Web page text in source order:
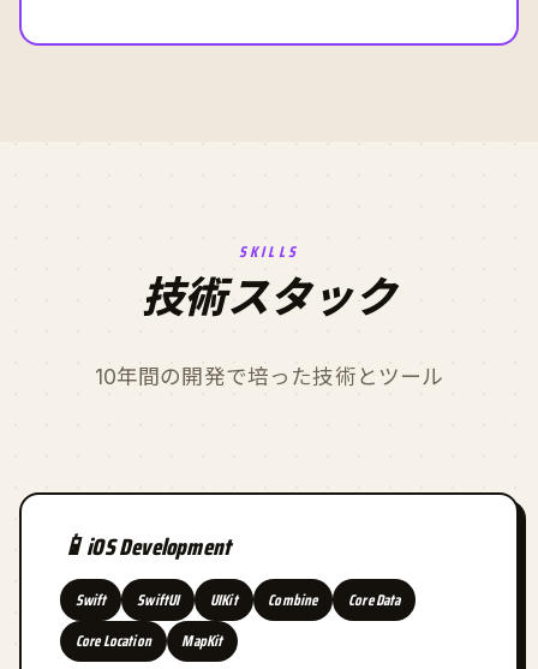
SKILLS
技術スタック
10年間の開発で培った技術とツール
📱iOS Development
Swift SwiftUI UIKit Combine
Core Data
Core Location
MapKit